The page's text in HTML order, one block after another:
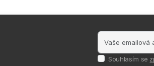
Souhlasím se